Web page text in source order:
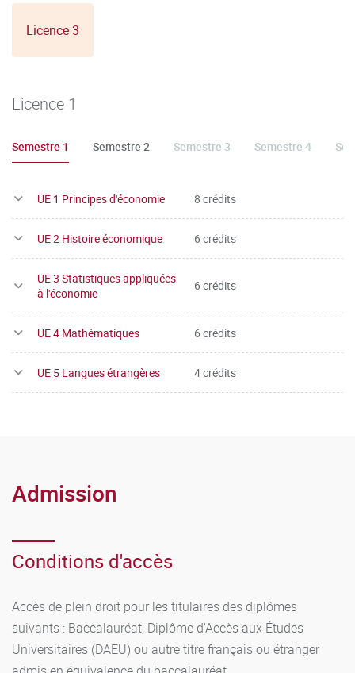
L'étudiant doit avoir acquis au moins 18 ECTS par semestre
Licence 3
Licence 1
Semestre 1 Semestre 2 Semestre 3 Semestre 4
UE 1 Principes d'économie 8 crédits
UE 2 Histoire économique 6 crédits
UE 3 Statistiques appliquées
à l'économie
6 crédits
UE 4 Mathématiques 6 crédits
UE 5 Langues étrangères 4 crédits
Admission
Conditions d'accès
Accès de plein droit pour les titulaires des diplômes
suivants : Baccalauréat, Diplôme d'Accès aux Études
Universitaires (DAEU) ou autre titre français ou étranger